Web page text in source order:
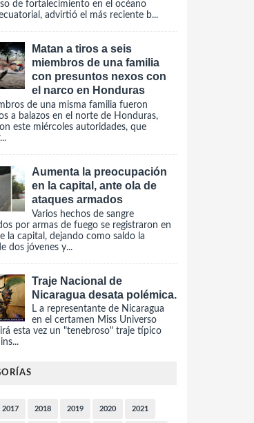
de fortalecimiento en el océano
advirtió el más reciente b...
Matan a tiros a seis
miembros de una familia
con presuntos nexos con
el narco en Honduras
de una misma familia fueron
a balazos en el norte de Honduras,
este miércoles autoridades, que
Aumenta la preocupación
en la capital, ante ola de
ataques armados
Varios hechos de sangre
por armas de fuego se registraron en
la capital, dejando como saldo la
dos jóvenes y...
Traje Nacional de
Nicaragua desata polémica.
L a representante de Nicaragua
en el certamen Miss Universo
esta vez un "tenebroso" traje típico
2017 2018 2019 2020 2021